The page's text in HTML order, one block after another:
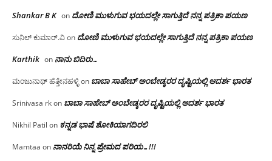
Shankar B K on ದೋಣಿ ಮುಳುಗುವ ಭಯದಲ್ಲೇ ಸಾಗುತ್ತಿದೆ ನನ್ನ ಪತ್ರಿಕಾ ಪಯಣ
ಸುನಿಲ್ ಕುಮಾರ್.ವಿon ದೋಣಿ ಮುಳುಗುವ ಭಯದಲ್ಲೇ ಸಾಗುತ್ತಿದೆ ನನ್ನ ಪತ್ರಿಕಾ ಪಯಣ
Karthik on ನಾನು ಬಿದಿರು…
ಮಂಜುನಾಥ್ ಹೆತ್ತೇನಹಳ್ಳಿon ಬಾಬಾ ಸಾಹೇಬ್ ಅಂಬೇಡ್ಕರರ ದೃಷ್ಟಿಯಲ್ಲಿ ಆದರ್ಶ ಭಾರತ
Srinivasa rkon ಬಾಬಾ ಸಾಹೇಬ್ ಅಂಬೇಡ್ಕರರ ದೃಷ್ಟಿಯಲ್ಲಿ ಆದರ್ಶ ಭಾರತ
Nikhil Patil on ಕನ್ನಡ ಭಾಷೆ ಶೋಕಿಯಾಗದಿರಲಿ
Mamtaa on ನಾನರಿಯೆ ನಿನ್ನ ಪ್ರೇಮದ ಪರಿಯ…!!!